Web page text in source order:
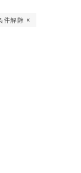
件解除